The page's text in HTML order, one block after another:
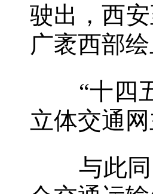
驶出，西
广袤西部
“十四五
立体交通
与此同时